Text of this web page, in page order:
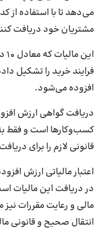
می‌دهد تا با استفاده از
مشتریان خود دریافت
فرایند خرید را تشکیل
افزوده می‌شود.
دریافت گواهی ارزش‌
کسب‌وکارها است و فقط
قانونی لازم را برای
اعتبار مالیاتی ارزش
در دریافت این مالیات
مالی و رعایت مقررات
انتقال صحیح و قانونی